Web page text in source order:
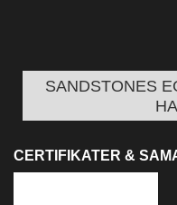
SANDSTONES
CERTIFIKATER &